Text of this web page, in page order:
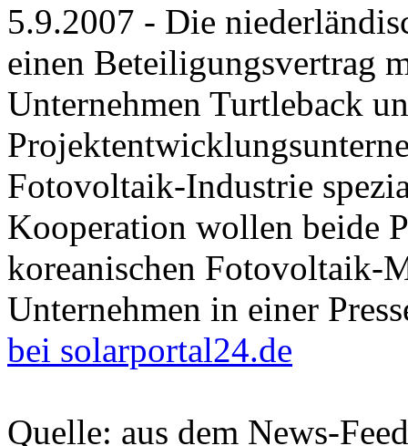
5.9.2007 - Die
einen Beteiligungsvertrag
Unternehmen Turtleback
Fotovoltaik-Industrie
Kooperation wollen beide
koreanischen Fotovoltaik-
Unternehmen in einer
bei solarportal24.de
Quelle: aus dem News-